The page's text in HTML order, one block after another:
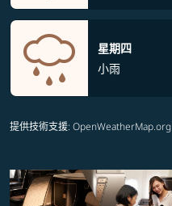
星期四
小雨
提供技術支援: OpenWeatherMap.org